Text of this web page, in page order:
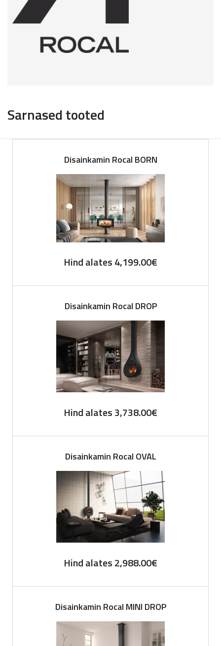
Sarnased tooted
Disainkamin Rocal BORN
Hind alates4,199.00€
Disainkamin Rocal DROP
Hind alates3,738.00€
Disainkamin Rocal OVAL
Hind alates2,988.00€
Disainkamin Rocal MINI DROP